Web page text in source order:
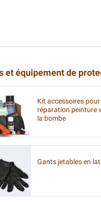
et équipement de
Kit accessoires pour
réparation peinture
la bombe
Gants jetables en